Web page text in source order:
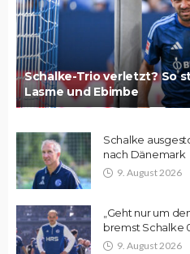
Schalke-Trio verletzt? So
Lasme und Ebimbe
Schalke
nach Dänemark
9. August 2026
„Geht nur um
bremst Schalke
9. August 2026